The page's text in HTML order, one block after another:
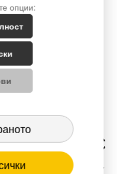
ЕООД
Скобел“ №46
909
134
347
СЕ С НАС
-->
опции: